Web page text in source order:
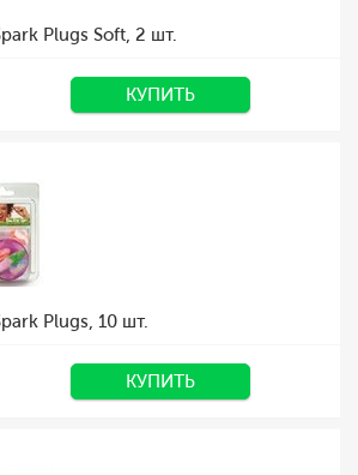
Plugs Soft, 2 шт.
КУПИТЬ
Plugs, 10 шт.
КУПИТЬ